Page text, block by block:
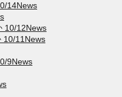
14News
10/12News
10/11News
9News